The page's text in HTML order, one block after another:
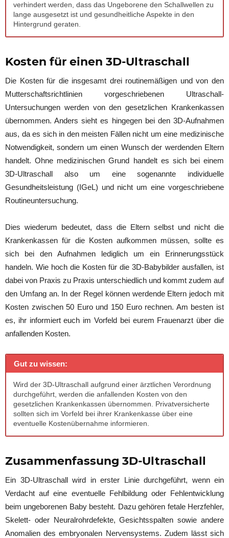
verhindert werden, dass das Ungeborene den Schallwellen zu
lange ausgesetzt ist und gesundheitliche Aspekte in den
Hintergrund geraten.
Kosten für einen 3D-Ultraschall
Die Kosten für die insgesamt drei routinemäßigen und von den
Mutterschaftsrichtlinien vorgeschriebenen Ultraschall-
Untersuchungen werden von den gesetzlichen Krankenkassen
übernommen. Anders sieht es hingegen bei den 3D-Aufnahmen
aus, da es sich in den meisten Fällen nicht um eine medizinische
Notwendigkeit, sondern um einen Wunsch der werdenden Eltern
handelt. Ohne medizinischen Grund handelt es sich bei einem
3D-Ultraschall also um eine sogenannte individuelle
Gesundheitsleistung (IGeL) und nicht um eine vorgeschriebene
Routineuntersuchung.
Dies wiederum bedeutet, dass die Eltern selbst und nicht die
Krankenkassen für die Kosten aufkommen müssen, sollte es
sich bei den Aufnahmen lediglich um ein Erinnerungsstück
handeln. Wie hoch die Kosten für die 3D-Babybilder ausfallen, ist
dabei von Praxis zu Praxis unterschiedlich und kommt zudem auf
den Umfang an. In der Regel können werdende Eltern jedoch mit
Kosten zwischen 50 Euro und 150 Euro rechnen. Am besten ist
es, ihr informiert euch im Vorfeld bei eurem Frauenarzt über die
anfallenden Kosten.
Gut zu wissen:
Wird der 3D-Ultraschall aufgrund einer ärztlichen Verordnung
durchgeführt, werden die anfallenden Kosten von den
gesetzlichen Krankenkassen übernommen. Privatversicherte
sollten sich im Vorfeld bei ihrer Krankenkasse über eine
eventuelle Kostenübernahme informieren.
Zusammenfassung 3D-Ultraschall
Ein 3D-Ultraschall wird in erster Linie durchgeführt, wenn ein
Verdacht auf eine eventuelle Fehlbildung oder Fehlentwicklung
beim ungeborenen Baby besteht. Dazu gehören fetale Herzfehler,
Skelett- oder Neuralrohrdefekte, Gesichtsspalten sowie andere
Anomalien des embryonalen Nervensystems. Zudem lässt sich